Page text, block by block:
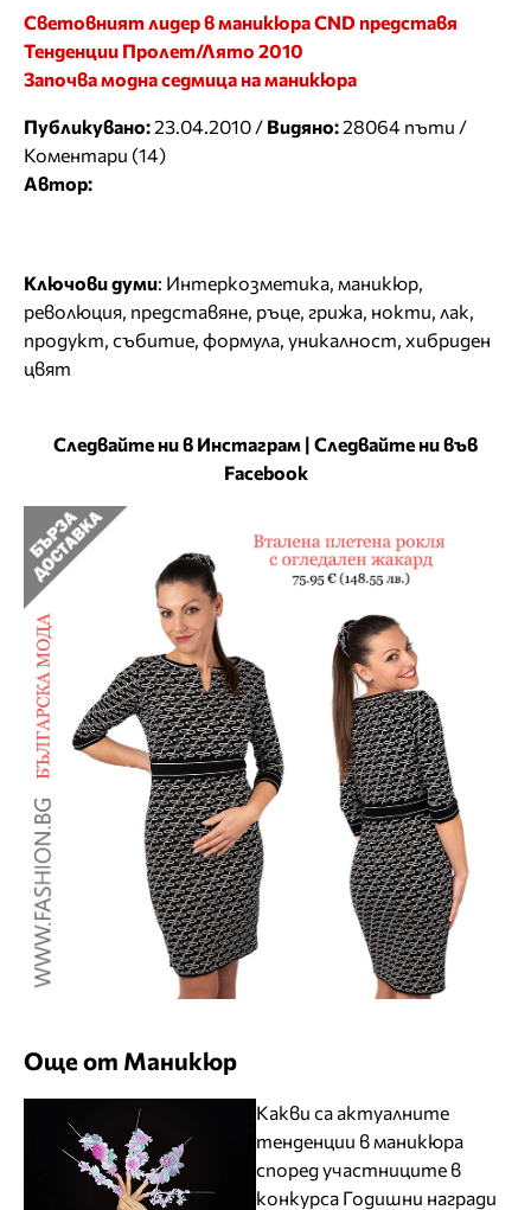
Световният лидер в маникюра CND представя
Тенденции Пролет/Лято 2010
Започва модна седмица на маникюра
Публикувано:23.04.2010 / Видяно:28064 пъти /
Коментари (14)
Автор:
Ключови думи: Интеркозметика маникюр
революция представяне ръце грижа нокти лак
продукт събитие формула уникалност хибриден
цвят
Следвайте ни в Инстаграм | Следвайте ни във
Facebook
Още от Маникюр
Какви са актуалните
тенденции в маникюра
според участниците в
конкурса Годишни награди